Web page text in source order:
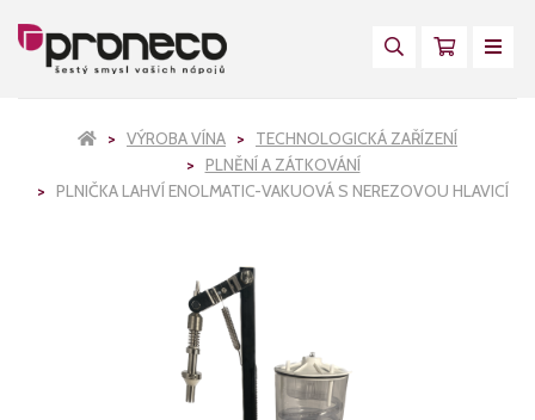
VÝROBA VÍNA
TECHNOLOGICKÁ ZAŘÍZENÍ
PLNĚNÍ A ZÁTKOVÁNÍ
PLNIČKA LAHVÍ ENOLMATIC-VAKUOVÁ S NEREZOVOU HLAVICÍ